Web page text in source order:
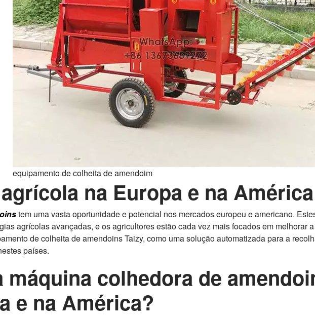
equipamento de colheita de amendoim
na Europa e na América
tem uma vasta oportunidade e potencial nos mercados europeu e americano.
agrícolas avançadas, e os agricultores estão cada vez mais focados em melhorar
de colheita de amendoins Taizy, como uma solução automatizada para a
países.
máquina colhedora de
e na América?